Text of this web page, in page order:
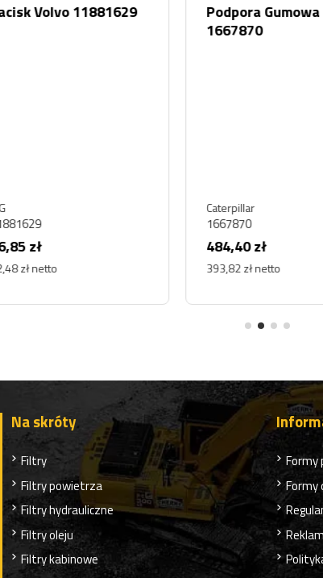
Volvo 11881629
zł
zł netto
Podpora Gumowa
1667870
Caterpillar
1667870
484,40 zł
393,82 zł netto
Na skróty
Filtry
Filtry powietrza
Filtry hydrauliczne
Filtry oleju
Filtry kabinowe
Formy